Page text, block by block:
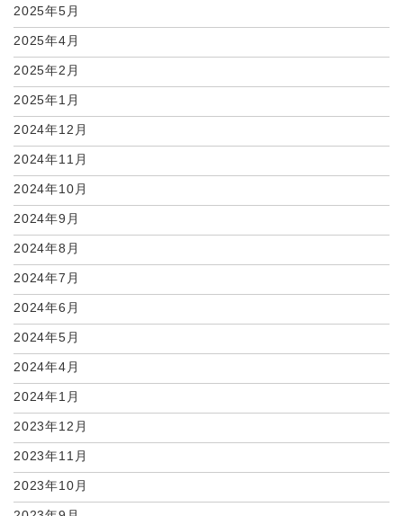
2025年5月
2025年4月
2025年2月
2025年1月
2024年12月
2024年11月
2024年10月
2024年9月
2024年8月
2024年7月
2024年6月
2024年5月
2024年4月
2024年1月
2023年12月
2023年11月
2023年10月